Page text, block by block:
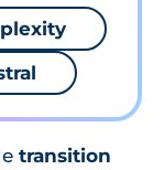
transition